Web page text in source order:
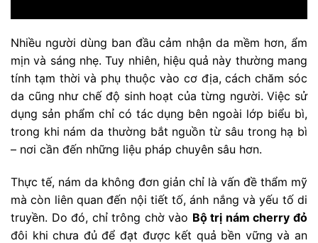
Nhiều người dùng ban đầu cảm nhận da mềm hơn, ẩm
mịn và sáng nhẹ. Tuy nhiên, hiệu quả này thường mang
tính tạm thời và phụ thuộc vào cơ địa, cách chăm sóc
da cũng như chế độ sinh hoạt của từng người. Việc sử
dụng sản phẩm chỉ có tác dụng bên ngoài lớp biểu bì,
trong khi nám da thường bắt nguồn từ sâu trong hạ bì
– nơi cần đến những liệu pháp chuyên sâu hơn.
Thực tế, nám da không đơn giản chỉ là vấn đề thẩm mỹ
mà còn liên quan đến nội tiết tố, ánh nắng và yếu tố di
truyền. Do đó, chỉ trông chờ vào Bộ trị nám cherry đỏ
đôi khi chưa đủ để đạt được kết quả bền vững và an